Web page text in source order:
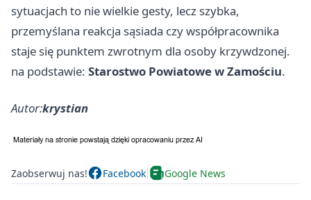
sytuacjach to nie wielkie gesty, lecz szybka,
przemyślana reakcja sąsiada czy współpracownika
staje się punktem zwrotnym dla osoby krzywdzonej.
na podstawie: Starostwo Powiatowe w Zamościu.
Autor:krystian
Zaobserwuj nas! Facebook Google News